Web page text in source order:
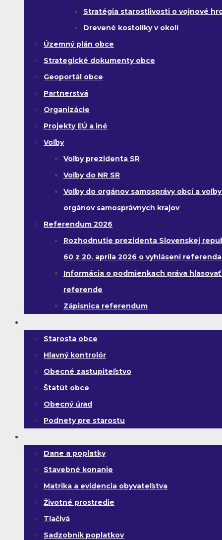
Stratégia starostlivosti o vojnové
Drevené kostolíky v okolí
Územný plán obce
Strategické dokumenty obce
Geoportál obce
Partnerstvá
Organizácie
Projekty EÚ a iné
Voľby
Voľby prezidenta SR
Voľby do NR SR
Voľby do orgánov samosprávy obcí a
orgánov samosprávnych krajov
Referendum 2026
Rozhodnutie prezidenta Slovenskej
60 z 20. apríla 2026 o vyhlásení referenda
Informácia o podmienkach práva hlasovať
referende
Zápisnica referendum
Starosta obce
Hlavný kontrolór
Obecné zastupiteľstvo
Štatút obce
Obecný úrad
Podnety pre starostu
Dane a poplatky
Stavebné konanie
Matrika a evidencia obyvateľstva
Životné prostredie
Tlačivá
Sadzobník poplatkov